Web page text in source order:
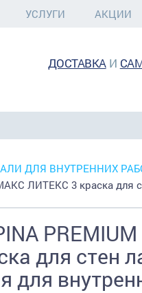
УСЛУГИ АКЦИИ
ДОСТАВКАИ
ДЛЯ ВНУТРЕННИХ
ЛИТЕКС 3 краска для
для стен
для